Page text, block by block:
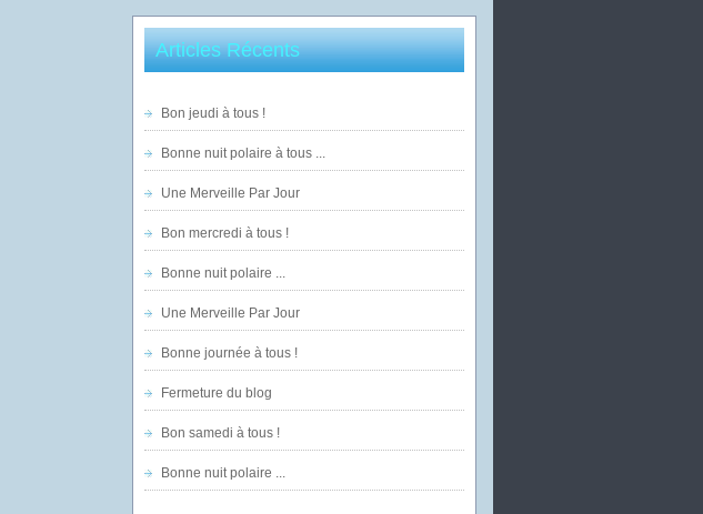
Articles Récents
Bon jeudi à tous !
Bonne nuit polaire à tous ...
Une Merveille Par Jour
Bon mercredi à tous !
Bonne nuit polaire ...
Une Merveille Par Jour
Bonne journée à tous !
Fermeture du blog
Bon samedi à tous !
Bonne nuit polaire ...